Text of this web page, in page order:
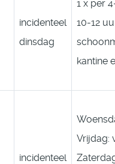
incidenteel
dinsdag
1 x per
10-12
kantine
incidenteel
Vrijdag: